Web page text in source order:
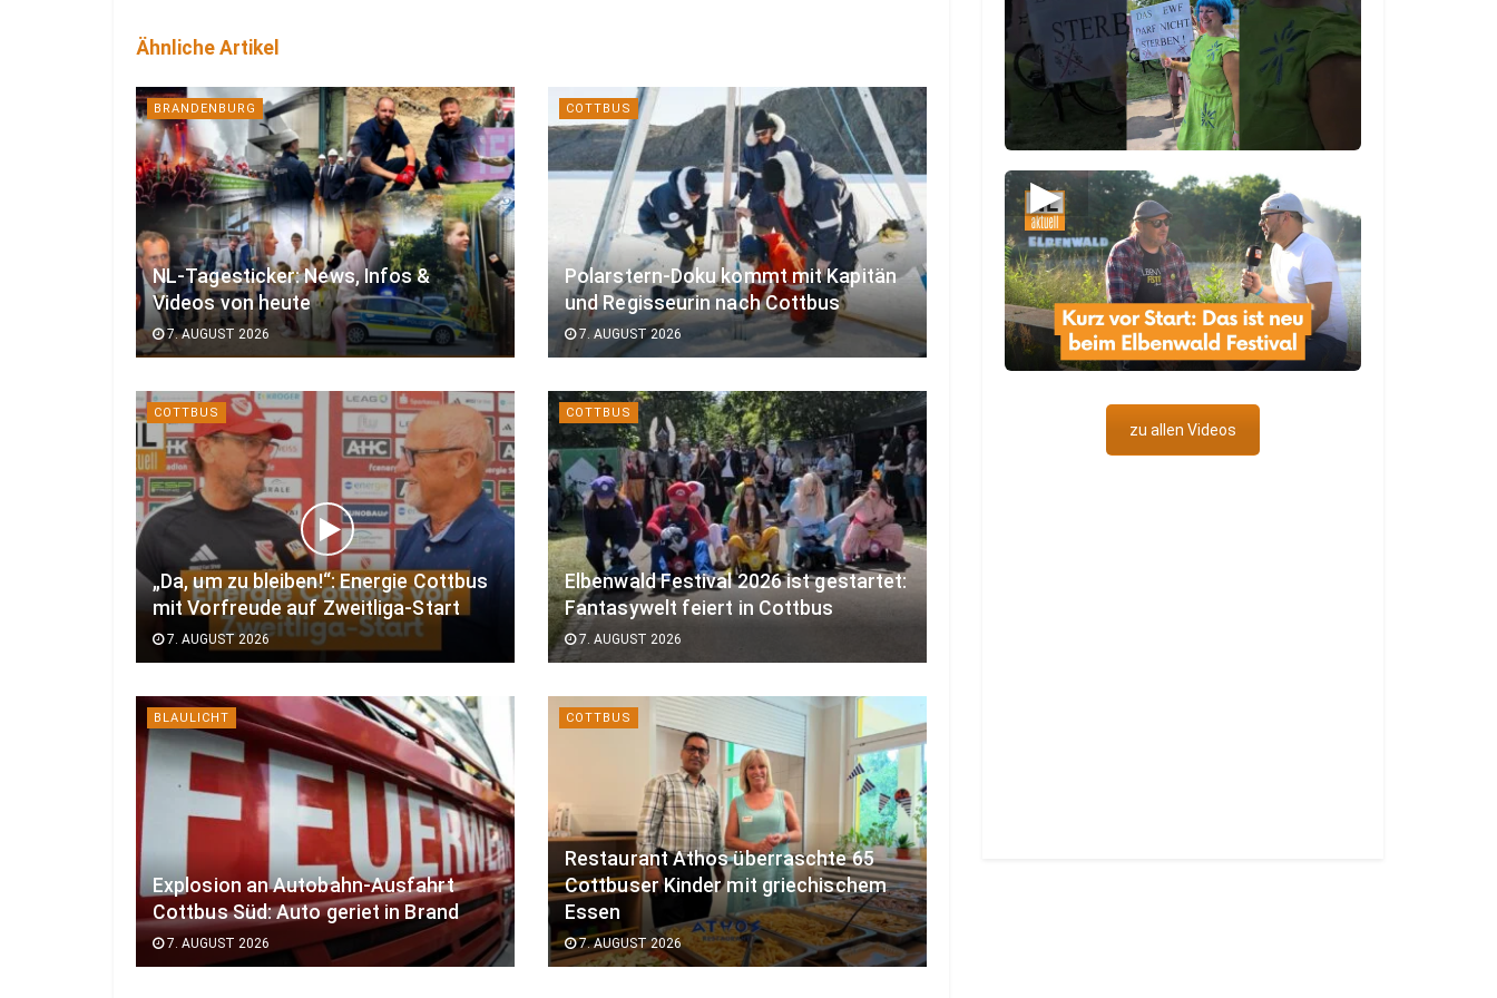
Ähnliche Artikel
BRANDENBURG
NL-Tagesticker: News, Infos &
Videos von heute
7. AUGUST 2026
COTTBUS
Polarstern-Doku kommt mit Kapitän
und Regisseurin nach Cottbus
7. AUGUST 2026
COTTBUS
„Da, um zu bleiben!“: Energie Cottbus
mit Vorfreude auf Zweitliga-Start
7. AUGUST 2026
COTTBUS
Elbenwald Festival 2026 ist gestartet:
Fantasywelt feiert in Cottbus
7. AUGUST 2026
BLAULICHT
Explosion an Autobahn-Ausfahrt
Cottbus Süd: Auto geriet in Brand
7. AUGUST 2026
COTTBUS
Restaurant Athos überraschte 65
Cottbuser Kinder mit griechischem
Essen
7. AUGUST 2026
▶
zu allen Videos